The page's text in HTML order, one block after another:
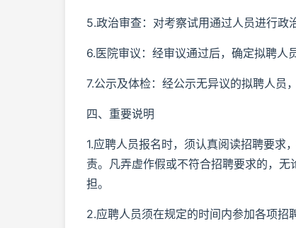
5.政治审查：对考察试用通过人员进行政
6.医院审议：经审议通过后，确定拟聘人员
7.公示及体检：经公示无异议的拟聘人员
四、重要说明
1.应聘人员报名时，须认真阅读招聘要求
责。凡弄虚作假或不符合招聘要求的，
担。
2.应聘人员须在规定的时间内参加各项招